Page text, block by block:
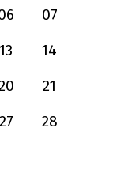
07
13
14
21
27
28